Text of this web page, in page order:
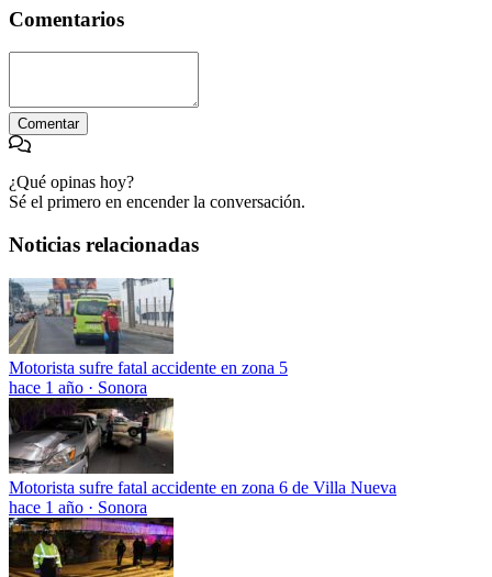
Comentarios
Comentar
¿Qué opinas hoy?
Sé el primero en encender la conversación.
Noticias relacionadas
Motorista sufre fatal accidente en zona 5
hace 1 año · Sonora
Motorista sufre fatal accidente en zona 6 de Villa Nueva
hace 1 año · Sonora